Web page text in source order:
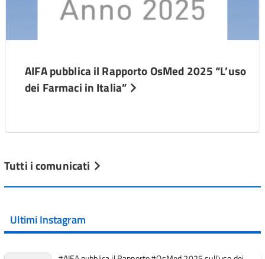
AIFA pubblica il Rapporto OsMed 2025 “L’uso
dei Farmaci in Italia”
Tutti i comunicati
Ultimi Instagram